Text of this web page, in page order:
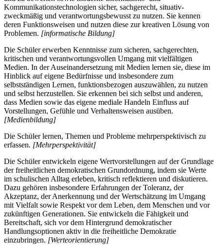
Kommunikationstechnologien sicher, sachgerecht, situativ-
zweckmäßig und verantwortungsbewusst zu nutzen. Sie kennen
deren Funktionsweisen und nutzen diese zur kreativen Lösung von
Problemen. [informatische Bildung]
Die Schüler erwerben Kenntnisse zum sicheren, sachgerechten,
kritischen und verantwortungsvollen Umgang mit vielfältigen
Medien. In der Auseinandersetzung mit Medien lernen sie, diese im
Hinblick auf eigene Bedürfnisse und insbesondere zum
selbstständigen Lernen, funktionsbezogen auszuwählen, zu nutzen
und selbst herzustellen. Sie erkennen bei sich selbst und anderen,
dass Medien sowie das eigene mediale Handeln Einfluss auf
Vorstellungen, Gefühle und Verhaltensweisen ausüben.
[Medienbildung]
Die Schüler lernen, Themen und Probleme mehrperspektivisch zu
erfassen. [Mehrperspektivität]
Die Schüler entwickeln eigene Wertvorstellungen auf der Grundlage
der freiheitlichen demokratischen Grundordnung, indem sie Werte
im schulischen Alltag erleben, kritisch reflektieren und diskutieren.
Dazu gehören insbesondere Erfahrungen der Toleranz, der
Akzeptanz, der Anerkennung und der Wertschätzung im Umgang
mit Vielfalt sowie Respekt vor dem Leben, dem Menschen und vor
zukünftigen Generationen. Sie entwickeln die Fähigkeit und
Bereitschaft, sich vor dem Hintergrund demokratischer
Handlungsoptionen aktiv in die freiheitliche Demokratie
einzubringen. [Werteorientierung]